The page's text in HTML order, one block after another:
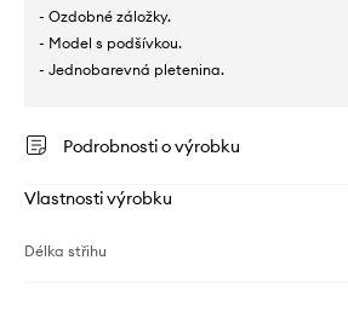
- Ozdobné záložky.
- Model s podšívkou.
- Jednobarevná pletenina.
Podrobnosti o výrobku
Vlastnosti výrobku
Délka střihu